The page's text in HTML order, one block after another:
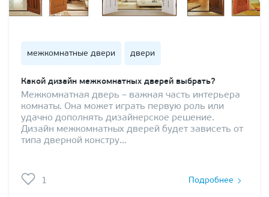
межкомнатные двери двери
Какой дизайн межкомнатных дверей выбрать?
Межкомнатная дверь – важная часть интерьера
комнаты. Она может играть первую роль или
удачно дополнять дизайнерское решение.
Дизайн межкомнатных дверей будет зависеть от
типа дверной констру…
1 Подробнее